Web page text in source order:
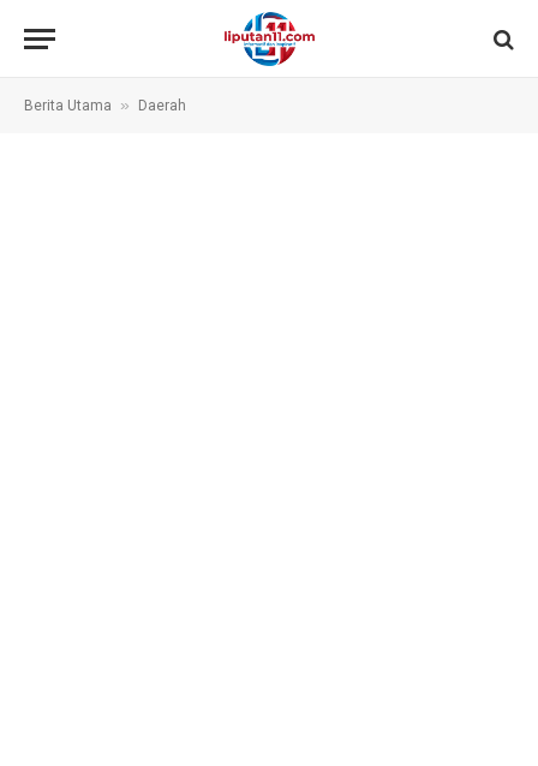
Berita Utama » Daerah